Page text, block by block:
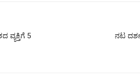
ವ್ಯಕ್ತಿಗೆ 5
ನಟ